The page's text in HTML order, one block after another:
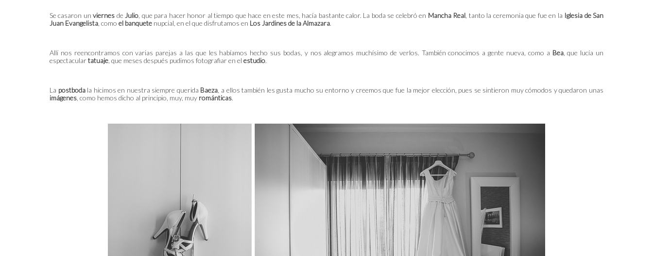
Se casaron unviernes de Julio , que para hacer honor al tiempo que hace en este mes, hacía bastante calor. La boda se celebró en Mancha Real , tanto la ceremonia que fue en la Iglesia de San
Juan Evangelista , como el banquete nupcial, en el que disfrutamos en Los Jardines de la Almazara.
Allí nos reencontramos con varias parejas a las que les habíamos hecho sus bodas, y nos alegramos muchísimo de verlos. También conocimos a gente nueva, como a Bea, que lucía un
espectaculartatuaje , que meses después pudimos fotografiar en el estudio.
La postbodala hicimos en nuestra siempre querida Baeza , a ellos también les gusta mucho su entorno y creemos que fue la mejor elección, pues se sintieron muy cómodos y quedaron unas
imágenes , como hemos dicho al principio, muy, muy románticas.